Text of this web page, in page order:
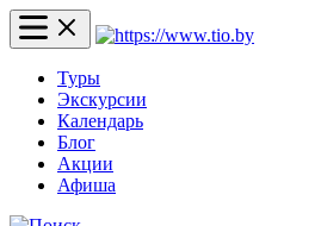
Туры
Экскурсии
Календарь
Блог
Акции
Афиша